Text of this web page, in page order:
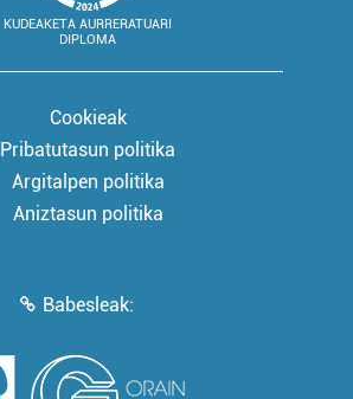
KUDEAKETA AURRERATUARI
DIPLOMA
Cookieak
Pribatutasun politika
Argitalpen politika
Aniztasun politika
Babesleak: